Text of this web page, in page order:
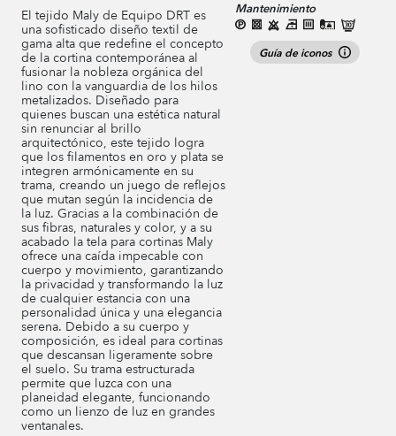
El tejido Maly de Equipo DRT es
una sofisticado diseño textil de
gama alta que redefine el concepto
de la cortina contemporánea al
fusionar la nobleza orgánica del
lino con la vanguardia de los hilos
metalizados. Diseñado para
quienes buscan una estética natural
sin renunciar al brillo
arquitectónico, este tejido logra
que los filamentos en oro y plata se
integren armónicamente en su
trama, creando un juego de reflejos
que mutan según la incidencia de
la luz. Gracias a la combinación de
sus fibras, naturales y color, y a su
acabado la tela para cortinas Maly
ofrece una caída impecable con
cuerpo y movimiento, garantizando
la privacidad y transformando la luz
de cualquier estancia con una
personalidad única y una elegancia
serena. Debido a su cuerpo y
composición, es ideal para cortinas
que descansan ligeramente sobre
el suelo. Su trama estructurada
permite que luzca con una
planeidad elegante, funcionando
como un lienzo de luz en grandes
ventanales.
Mantenimiento
Guía de iconos